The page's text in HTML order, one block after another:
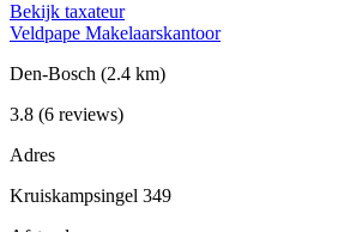
Bekijk taxateur
Veldpape Makelaarskantoor
Den-Bosch (2.4 km)
3.8 (6 reviews)
Adres
Kruiskampsingel 349